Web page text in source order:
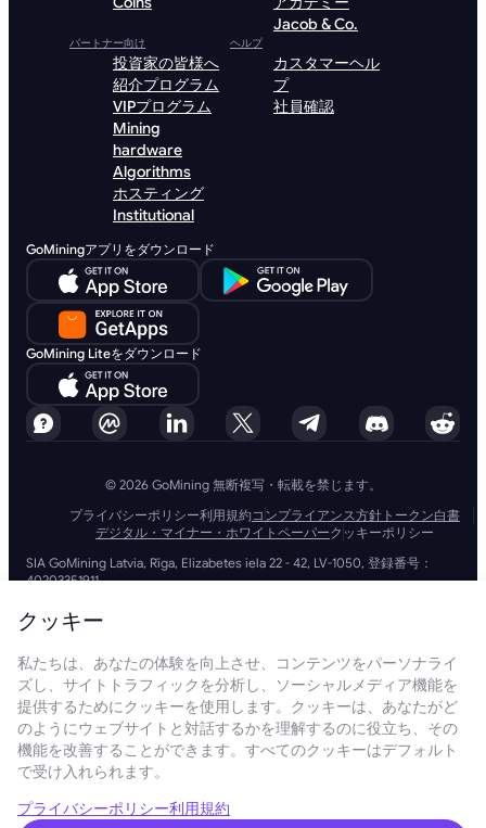
Jacob & Co.
パートナー向け
投資家の皆様へ
紹介プログラム
VIPプログラム
Mining
hardware
Algorithms
ホスティング
Institutional
ヘルプ
カスタマーヘル
プ
社員確認
GoMiningアプリをダウンロード
GoMining Liteをダウンロード
© 2026 GoMining 無断複写・転載を禁じます。
プライバシーポリシー利用規約 コンプライアンス方針 トークン白書
デジタル・マイナー・ホワイトペーパークッキーポリシー
SIA GoMining Latvia, Rīga, Elizabetes iela 22 - 42, LV-1050, 登録番号：
40203351911
Tortola, British Virgin Islands, BVI会社番号: 2110978
BMINE BVI LIMITED, Trinity Chambers, Road Town, Tortola, British Virgin
GoMining (British Virgin Islands) LimitedおよびSIA GoMining Latviaと
BMINE BVI LIMITEDは、すべての関連法令や規制を完全に遵守して運営し
ており、マネーロンダリング、テロ資金供与、拡散資金供与への対策に全
力で取り組んでいます。当社は最高水準の基準を維持し、マネーロンダリ
ング防止やテロ資金供与防止の義務、さらには拡散資金供与防止措置を厳
守することで、業務およびサービスの信頼性と安全性を確保しています。
GoMining (Cyprus) Limited, a company, incorporated, organized and
having its registered address at 28 Oktovriou, 339, TRILOGY EAST
TOWER, 3rd floor, Flat/Office 305, 3106, Limassol, Cyprus.
クッキー
私たちは、あなたの体験を向上させ、コンテンツをパーソナライ
ズし、サイトトラフィックを分析し、ソーシャルメディア機能を
提供するためにクッキーを使用します。クッキーは、あなたがど
のようにウェブサイトと対話するかを理解するのに役立ち、その
機能を改善することができます。すべてのクッキーはデフォルト
で受け入れられます。
プライバシーポリシー利用規約